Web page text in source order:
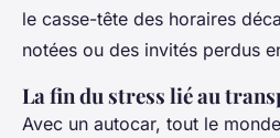
le casse-tête des horaires
notées ou des invités perdus
La fin du stress lié au
Avec un autocar, tout le